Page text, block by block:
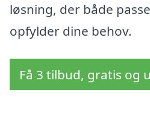
løsning, der både
opfylder dine behov.
Få 3 tilbud, gratis og